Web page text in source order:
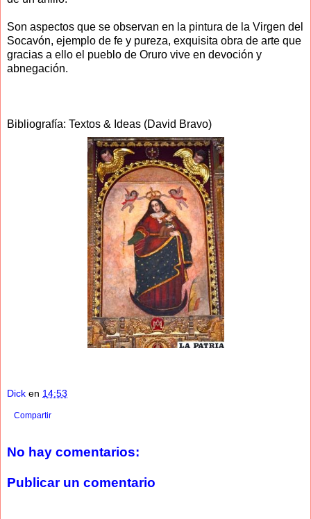
Son aspectos que se observan en la pintura de la Virgen del
Socavón, ejemplo de fe y pureza, exquisita obra de arte que
gracias a ello el pueblo de Oruro vive en devoción y
abnegación.
Bibliografía: Textos & Ideas (David Bravo)
Dick en 14:53
Compartir
No hay comentarios:
Publicar un comentario